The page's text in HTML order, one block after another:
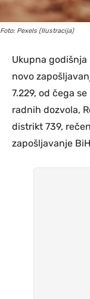
Foto: Pexels (Ilustracija)
Ukupna
novo
7.229, od čega
radnih dozvola,
distrikt 739,
zapošljavanje